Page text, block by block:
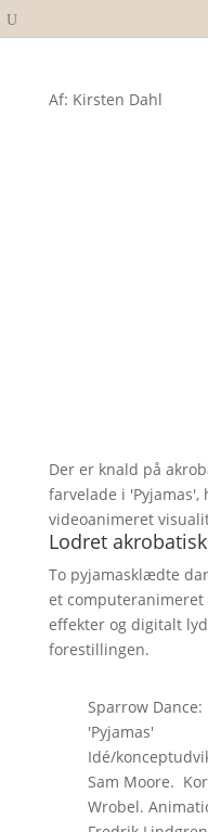
Af: Kirsten Dahl
Der er knald på
farvelade i
videoanimeret
Lodret
To pyjamasklædte
et
effekter og digitalt
forestillingen.
Sparrow Dance:
'Pyjamas'
Idé/
Sam Moore.
Wrobel.